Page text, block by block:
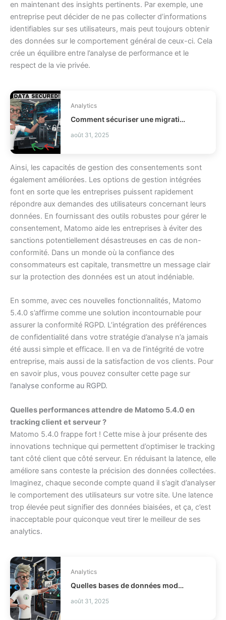
en maintenant des insights pertinents. Par exemple, une
entreprise peut décider de ne pas collecter d’informations
identifiables sur ses utilisateurs, mais peut toujours obtenir
des données sur le comportement général de ceux-ci. Cela
crée un équilibre entre l’analyse de performance et le
respect de la vie privée.
Analytics
Comment sécuriser une migration de données business ?
août 31, 2025
Ainsi, les capacités de gestion des consentements sont
également améliorées. Les options de gestion intégrées
font en sorte que les entreprises puissent rapidement
répondre aux demandes des utilisateurs concernant leurs
données. En fournissant des outils robustes pour gérer le
consentement, Matomo aide les entreprises à éviter des
sanctions potentiellement désastreuses en cas de non-
conformité. Dans un monde où la confiance des
consommateurs est capitale, transmettre un message clair
sur la protection des données est un atout indéniable.
En somme, avec ces nouvelles fonctionnalités, Matomo
5.4.0 s’affirme comme une solution incontournable pour
assurer la conformité RGPD. L’intégration des préférences
de confidentialité dans votre stratégie d’analyse n’a jamais
été aussi simple et efficace. Il en va de l’intégrité de votre
entreprise, mais aussi de la satisfaction de vos clients. Pour
en savoir plus, vous pouvez consulter cette page sur
l’analyse conforme au RGPD.
Quelles performances attendre de Matomo 5.4.0 en
tracking client et serveur ?
Matomo 5.4.0 frappe fort ! Cette mise à jour présente des
innovations technique qui permettent d’optimiser le tracking
tant côté client que côté serveur. En réduisant la latence, elle
améliore sans conteste la précision des données collectées.
Imaginez, chaque seconde compte quand il s’agit d’analyser
le comportement des utilisateurs sur votre site. Une latence
trop élevée peut signifier des données biaisées, et ça, c’est
inacceptable pour quiconque veut tirer le meilleur de ses
analytics.
Analytics
Quelles bases de données modernes choisir pour votre stack ?
août 31, 2025